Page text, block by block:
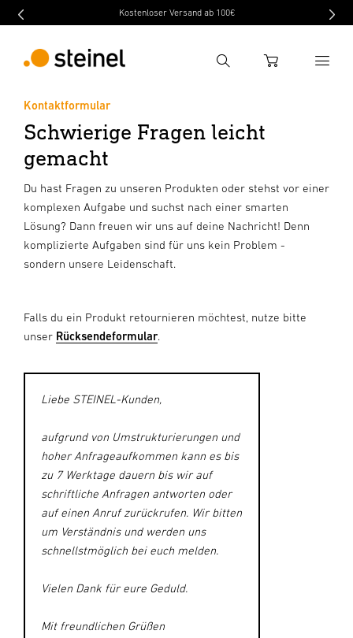
Kostenloser Versand ab 100€
Suche
Suche
Suchbegriff eingeben
WARENKORB
Kontaktformular
Schwierige Fragen leicht
gemacht
Du hast Fragen zu unseren Produkten oder stehst vor einer
komplexen Aufgabe und suchst nach einer smarten
Lösung? Dann freuen wir uns auf deine Nachricht! Denn
komplizierte Aufgaben sind für uns kein Problem -
sondern unsere Leidenschaft.
Falls du ein Produkt retournieren möchtest, nutze bitte
unser Rücksendeformular.
Liebe STEINEL-Kunden,
aufgrund von Umstrukturierungen und
hoher Anfrageaufkommen kann es bis
zu 7 Werktage dauern bis wir auf
schriftliche Anfragen antworten oder
auf einen Anruf zurückrufen. Wir bitten
um Verständnis und werden uns
schnellstmöglich bei euch melden.
Vielen Dank für eure Geduld.
Mit freundlichen Grüßen